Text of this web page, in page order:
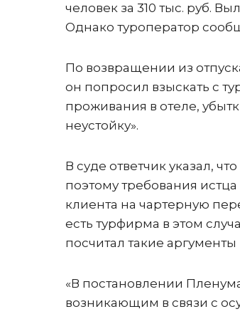
человек за 310 тыс. руб.
Однако туроператор
По возвращении из
он попросил взыскать с
проживания в отеле,
неустойку».
В суде ответчик указал,
поэтому требования
клиента на чартерную
есть турфирма в этом
посчитал такие
«В постановлении
возникающим в связи с